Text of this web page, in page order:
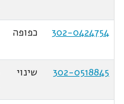
302-0424754
כפופה
302-0518845
שינוי